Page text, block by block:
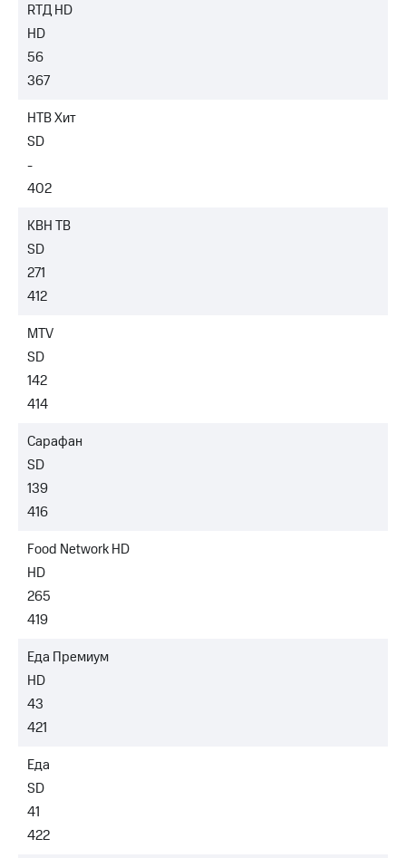
RTД HD
HD
56
367
НТВ Хит
SD
-
402
КВН ТВ
SD
271
412
MTV
SD
142
414
Сарафан
SD
139
416
Food Network HD
HD
265
419
Еда Премиум
HD
43
421
Еда
SD
41
422